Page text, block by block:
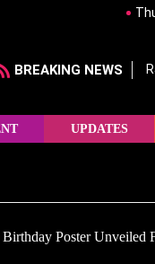
BREAKING NEWS
UPDATES
Birthday Poster Unveiled